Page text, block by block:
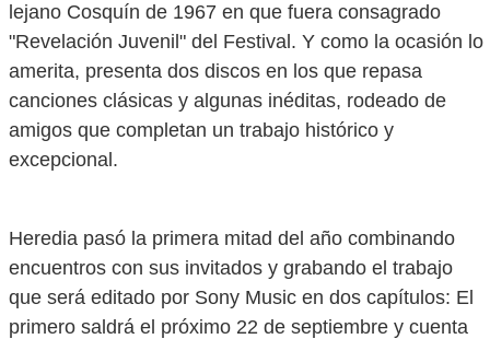
lejano Cosquín de 1967 en que fuera consagrado
"Revelación Juvenil" del Festival. Y como la ocasión lo
amerita, presenta dos discos en los que repasa
canciones clásicas y algunas inéditas, rodeado de
amigos que completan un trabajo histórico y
excepcional.
Heredia pasó la primera mitad del año combinando
encuentros con sus invitados y grabando el trabajo
que será editado por Sony Music en dos capítulos: El
primero saldrá el próximo 22 de septiembre y cuenta